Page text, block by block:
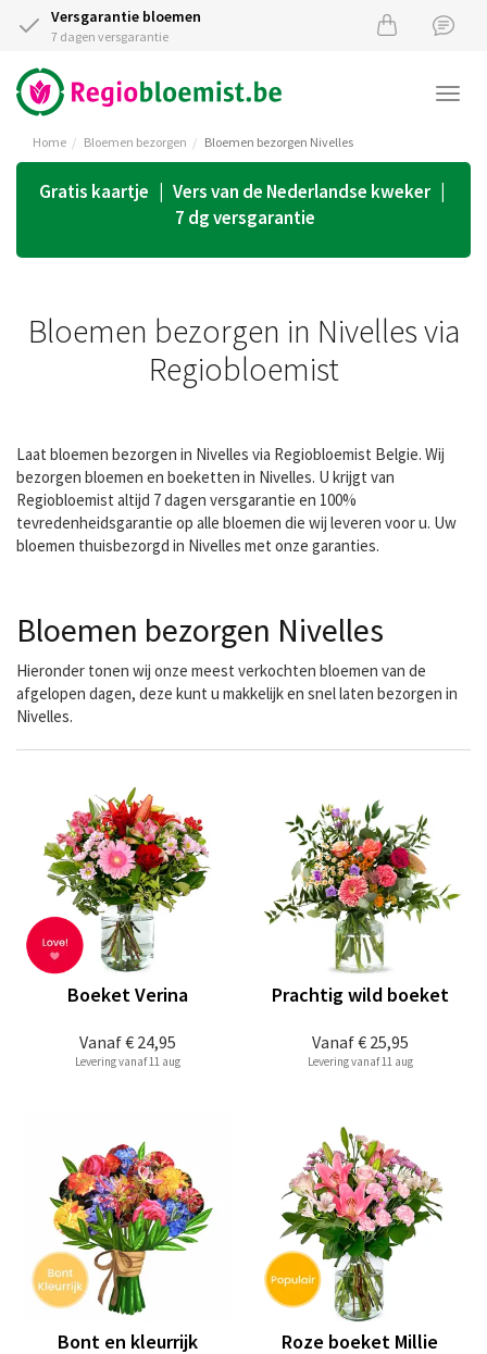
Versgarantie bloemen
7 dagen versgarantie
Home Bloemen bezorgen Bloemen bezorgen Nivelles
Gratis kaartje | Vers van de Nederlandse kweker |
7 dg versgarantie
Bloemen bezorgen in Nivelles via
Regiobloemist
Laat bloemen bezorgen in Nivelles via Regiobloemist Belgie. Wij
bezorgen bloemen en boeketten in Nivelles. U krijgt van
Regiobloemist altijd 7 dagen versgarantie en 100%
tevredenheidsgarantie op alle bloemen die wij leveren voor u. Uw
bloemen thuisbezorgd in Nivelles met onze garanties.
Bloemen bezorgen Nivelles
Hieronder tonen wij onze meest verkochten bloemen van de
afgelopen dagen, deze kunt u makkelijk en snel laten bezorgen in
Nivelles.
Vanaf€ 24,95
Boeket Verina
Levering vanaf 11 aug
Vanaf€ 25,95
Prachtig wild boeket
Levering vanaf 11 aug
Bont en kleurrijk
Roze boeket Millie